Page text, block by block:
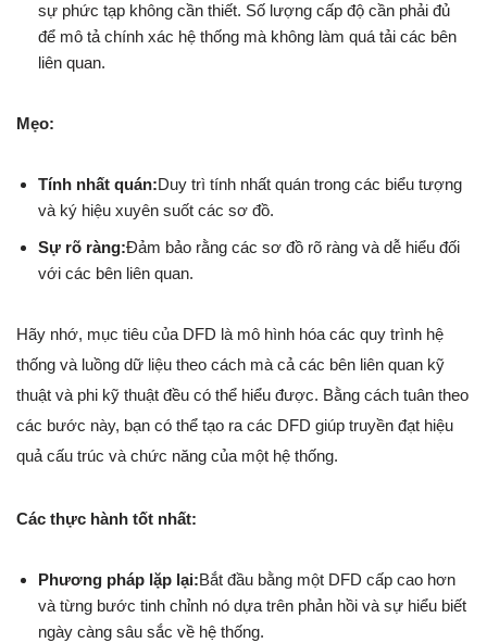
sự phức tạp không cần thiết. Số lượng cấp độ cần phải đủ
để mô tả chính xác hệ thống mà không làm quá tải các bên
liên quan.
Mẹo:
Tính nhất quán:Duy trì tính nhất quán trong các biểu tượng
và ký hiệu xuyên suốt các sơ đồ.
Sự rõ ràng:Đảm bảo rằng các sơ đồ rõ ràng và dễ hiểu đối
với các bên liên quan.
Hãy nhớ, mục tiêu của DFD là mô hình hóa các quy trình hệ
thống và luồng dữ liệu theo cách mà cả các bên liên quan kỹ
thuật và phi kỹ thuật đều có thể hiểu được. Bằng cách tuân theo
các bước này, bạn có thể tạo ra các DFD giúp truyền đạt hiệu
quả cấu trúc và chức năng của một hệ thống.
Các thực hành tốt nhất:
Phương pháp lặp lại:Bắt đầu bằng một DFD cấp cao hơn
và từng bước tinh chỉnh nó dựa trên phản hồi và sự hiểu biết
ngày càng sâu sắc về hệ thống.